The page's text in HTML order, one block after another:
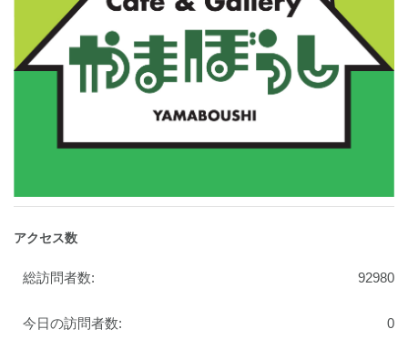
アクセス数
92980
総訪問者数:
0
今日の訪問者数: